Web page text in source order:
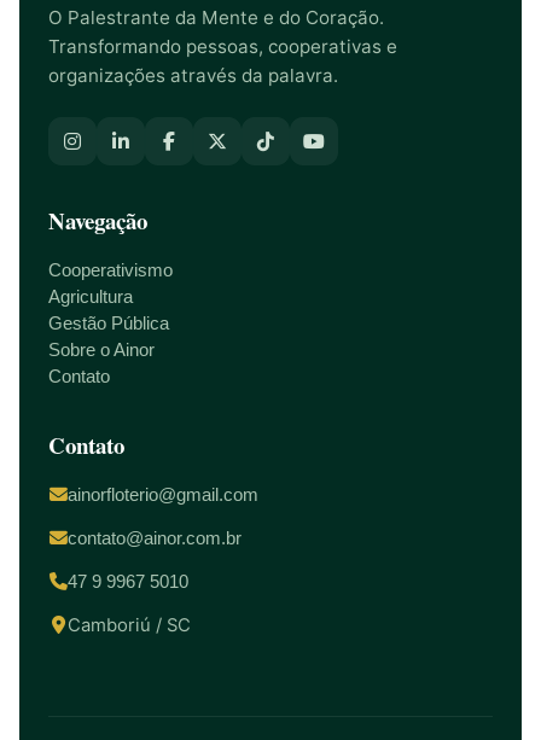
O Palestrante da Mente e do Coração.
Transformando pessoas, cooperativas e
organizações através da palavra.
Navegação
Cooperativismo
Agricultura
Gestão Pública
Sobre o Ainor
Contato
Contato
ainorfloterio@gmail.com
contato@ainor.com.br
47 9 9967 5010
Camboriú / SC